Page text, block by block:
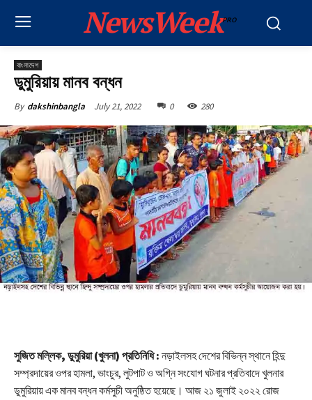
NewsWeekPRO
বাংলাদেশ
ডুমুরিয়ায় মানব বন্ধন
By dakshinbangla July 21, 2022 0 280
সুজিত মল্লিক, ডুমুরিয়া (খুলনা) প্রতিনিধি : নড়াইলসহ দেশের বিভিন্ন স্থানে হিন্দু
সম্প্রদায়ের ওপর হামলা, ভাংচুর, লুটপাট ও অগ্নি সংযোগ ঘটনার প্রতিবাদে খুলনার
ডুমুরিয়ায় এক মানব বন্ধন কর্মসুচী অনুষ্ঠিত হয়েছে। আজ ২১ জুলাই ২০২২ রোজ